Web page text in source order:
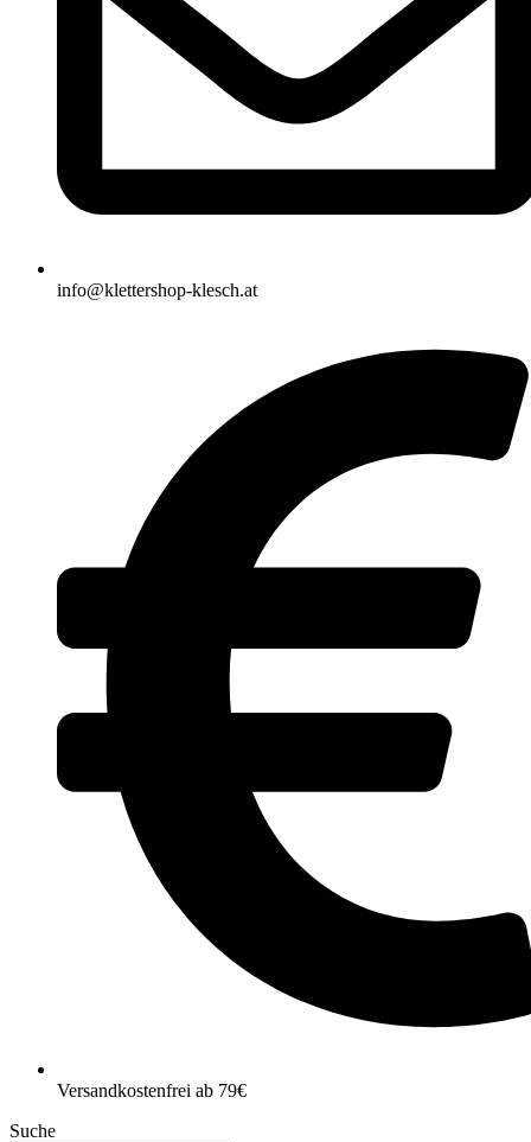
info@klettershop-klesch.at
Versandkostenfrei ab 79€
Suche